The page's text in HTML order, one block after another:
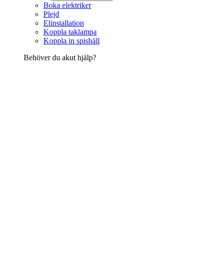
Boka elektriker
Plejd
Elinstallation
Koppla taklampa
Koppla in spishäll
Behöver du akut hjälp?